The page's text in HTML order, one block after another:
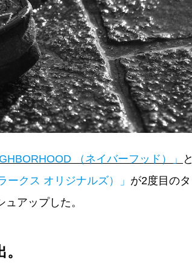
（ネイバーフッド）」
と
ークス オリジナルズ）」 が2度目のタ
アップした。